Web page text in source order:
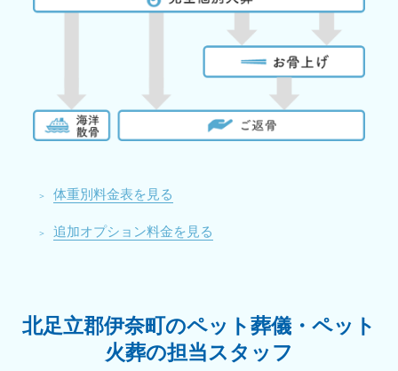
体重別料金表を見る
追加オプション料金を見る
北足立郡伊奈町のペット葬儀・ペット
火葬の担当スタッフ